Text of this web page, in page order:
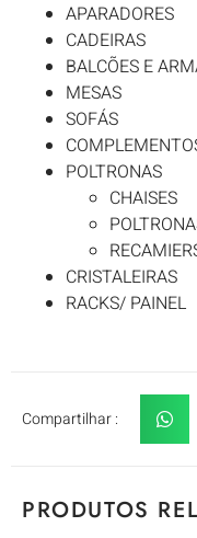
APARADORES
CADEIRAS
BALCÕES E
MESAS
SOFÁS
POLTRONAS
CHAISES
CRISTALEIRAS
RACKS/ PAINEL
Compartilhar :
PRODUTOS